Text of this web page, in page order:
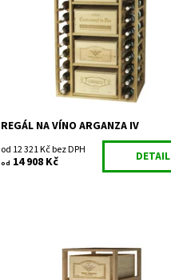
Dostupnost:
Do 3 týdnů
EX2546
Expovinalia
2 roky
REGÁL NA VÍNO ARGANZA IV
od 12 321 Kč bez DPH
od 14 908 Kč DETAIL
Dřevěný regál na uskladnění vína.